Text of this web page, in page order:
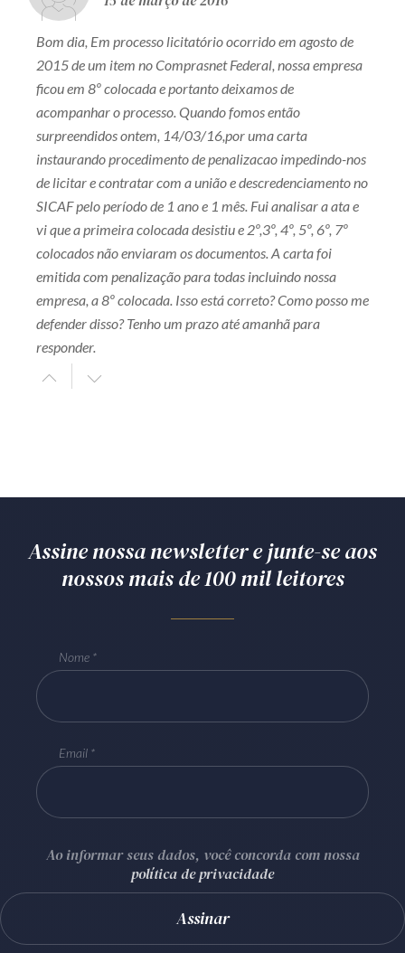
Bom dia, Em processo licitatório ocorrido em agosto de
2015 de um item no Comprasnet Federal, nossa empresa
ficou em 8º colocada e portanto deixamos de
acompanhar o processo. Quando fomos então
surpreendidos ontem, 14/03/16,por uma carta
instaurando procedimento de penalizacao impedindo-nos
de licitar e contratar com a união e descredenciamento no
SICAF pelo período de 1 ano e 1 mês. Fui analisar a ata e
vi que a primeira colocada desistiu e 2º,3º, 4º, 5º, 6º, 7º
colocados não enviaram os documentos. A carta foi
emitida com penalização para todas incluindo nossa
empresa, a 8º colocada. Isso está correto? Como posso me
defender disso? Tenho um prazo até amanhã para
responder.
Assine nossa newsletter e junte-se aos
nossos mais de 100 mil leitores
Nome
Email
Ao informar seus dados, você concorda com nossa
política de privacidade